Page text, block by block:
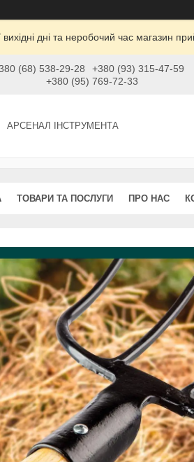
вихідні дні та неробочий час магазин
(68) 538-29-28
+380 (93) 315-47-59
+380 (95) 769-72-33
АРСЕНАЛ ІНСТРУМЕНТА
ТОВАРИ ТА ПОСЛУГИ ПРО НАС